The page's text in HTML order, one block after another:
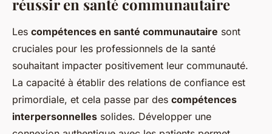
réussir en santé communautaire
Les compétences en santé communautaire sont
cruciales pour les professionnels de la santé
souhaitant impacter positivement leur communauté.
La capacité à établir des relations de confiance est
primordiale, et cela passe par des compétences
interpersonnelles solides. Développer une